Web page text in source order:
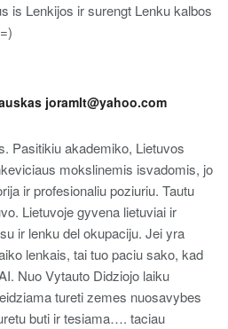
is Lenkijos ir surengt Lenku kalbos
joramlt@yahoo.com
Pasitikiu akademiko, Lietuvos
mokslinemis isvadomis, jo
ir profesionaliu poziuriu. Tautu
Lietuvoje gyvena lietuviai ir
ir lenku del okupaciju. Jei yra
lenkais, tai tuo paciu sako, kad
Nuo Vytauto Didziojo laiku
tureti zemes nuosavybes
buti ir tesiama…. taciau